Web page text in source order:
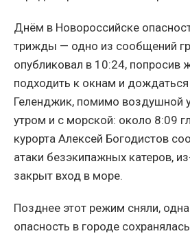
Днём в Новороссийске
трижды — одно из сообщений
опубликовал в 10:24, попросив
подходить к окнам и
Геленджик, помимо воздушной
утром и с морской: около 8:09
курорта Алексей Богодистов
атаки безэкипажных катеров,
закрыт вход в море.
Позднее этот режим сняли,
опасность в городе